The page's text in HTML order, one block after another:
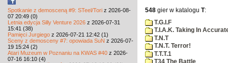
Spotkanie z demosceną #9: STeel/Tori z 2026-08-
07 20:49 (0)
Letnia edycja Silly Venture 2026 z 2026-07-31
15:41 (38)
Pamięci Jurgiego z 2026-07-21 12:42 (1)
Sceny z demosceny #7: opowiada SuN z 2026-07-
19 15:24 (2)
Atari Muzeum w Poznaniu na KWAS #40 z 2026-
07-16 16:10 (4)
548 gier w katalogu T:
T.G.I.F
T.I.A.K. Taking In
T.N.T
T.N.T. Terror!
T.T.T.1
T34 The Battle